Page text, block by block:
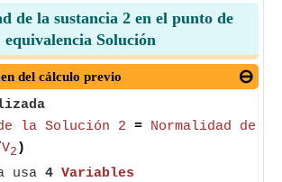
de la sustancia 2 en el punto de
equivalencia Solución
del cálculo previo
la Solución 2 = Normalidad de
V2 )
usa 4 Variables